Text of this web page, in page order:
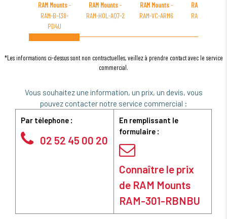
RAM Mounts-
RAM-B-138-
PD4U
RAM Mounts-
RAM-HOL-AQ7-2
RAM Mounts-
RAM-VC-ARM6
RAM Mounts
RAM-VPR-102
*Les informations ci-dessus sont non contractuelles, veillez à prendre contact avec le service
commercial.
Vous souhaitez une information, un prix, un devis, vous
pouvez contacter notre service commercial :
Par télephone :
02 52 45 00 20
En remplissant le
formulaire :
Connaître le prix
de RAM Mounts
RAM-301-RBNBU